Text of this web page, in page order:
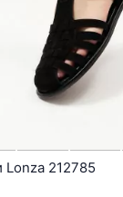
Lonza 212785